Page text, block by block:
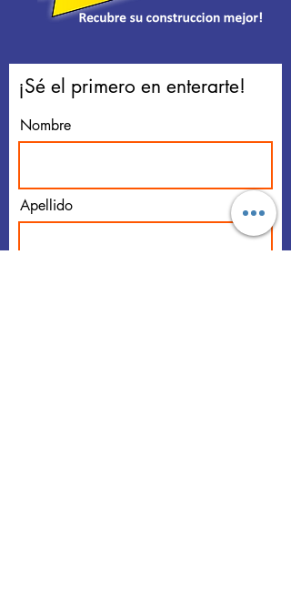
¡Sé el primero en enterarte!
Nombre
Apellido